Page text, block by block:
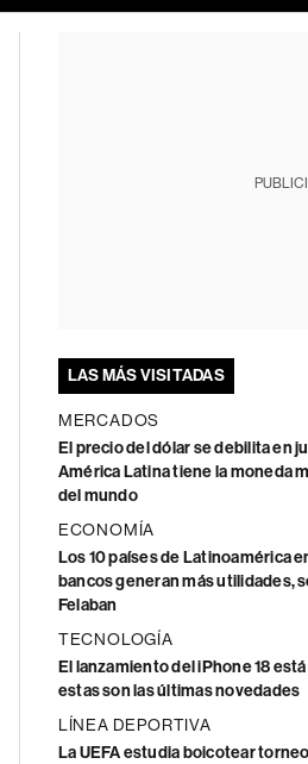
LAS MÁS VISITADAS
MERCADOS
El precio del dólar se debilita en
América Latina tiene la moneda
del mundo
ECONOMÍA
Los 10 países de Latinoamérica
bancos generan más utilidades,
Felaban
TECNOLOGÍA
El lanzamiento del iPhone 18
estas son las últimas novedades
LÍNEA DEPORTIVA
La UEFA estudia boicotear